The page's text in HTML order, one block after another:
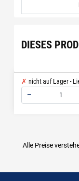
DIESES
nicht auf Lager -
–
Alle Preise